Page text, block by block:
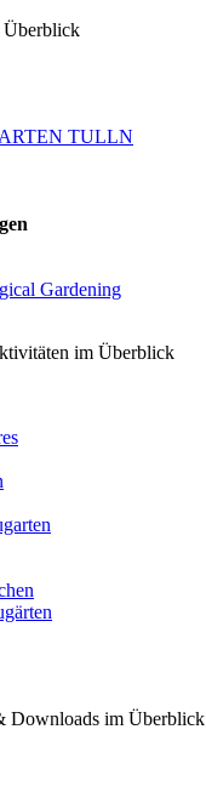
Überblick
TULLN
Gardening
im Überblick
Downloads im Überblick